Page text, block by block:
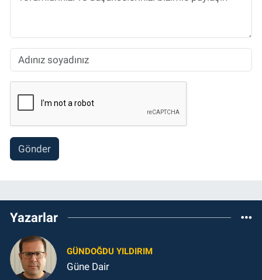
Gönder
Yazarlar
GÜNDOĞDU YILDIRIM
Güne Dair